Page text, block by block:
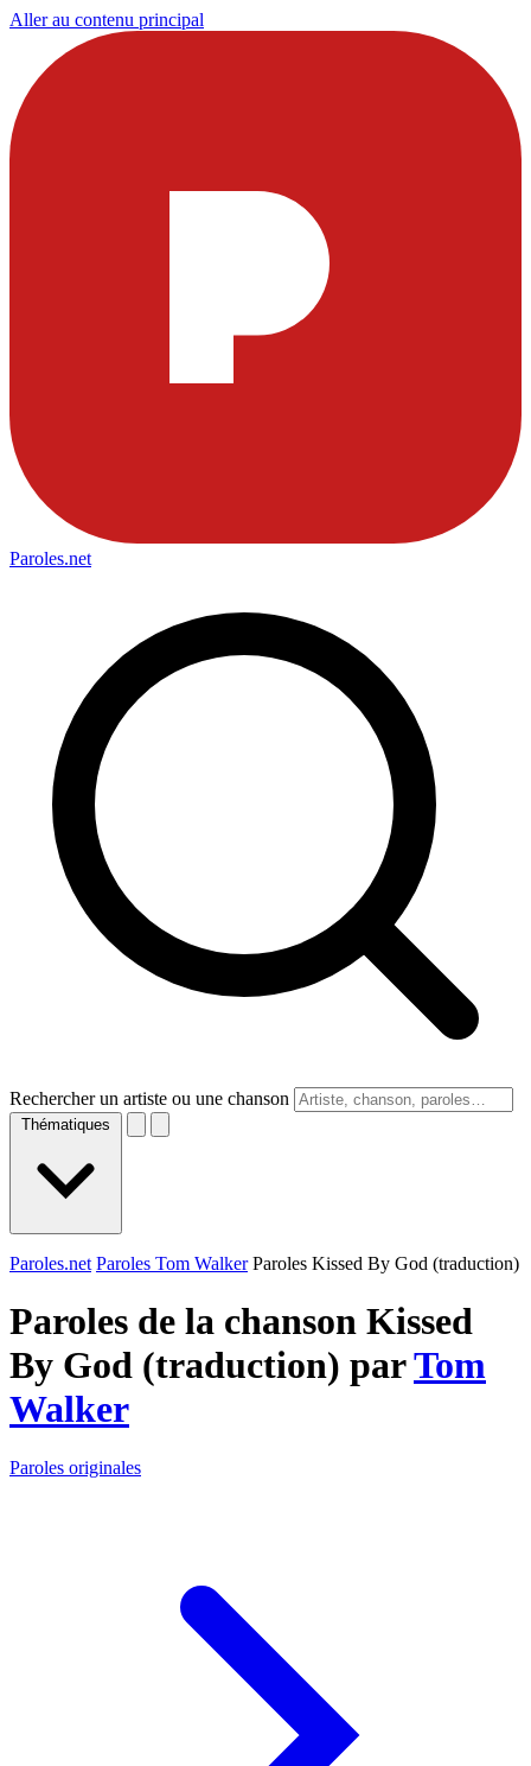
Aller au contenu principal
Paroles.net
Rechercher un artiste ou une chanson
Thématiques
Paroles.net Paroles Tom Walker Paroles Kissed By God (traduction)
Paroles de la chanson Kissed
By God (traduction) parTom
Walker
Paroles originales